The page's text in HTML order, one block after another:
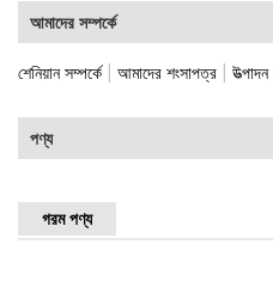
আমাদের সম্পর্কে
শেনিয়ান সম্পর্কে| আমাদের শংসাপত্র
পণ্য
গরম পণ্য